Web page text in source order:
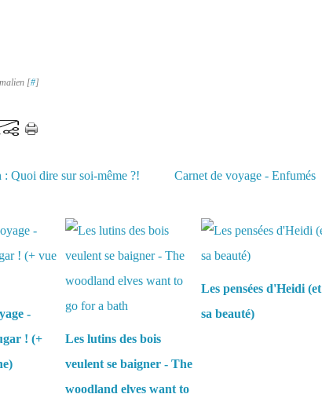
[#]
: Quoi dire sur soi-même ?! Carnet de voyage - Enfumés
-
! (+
Les lutins des bois
veulent se baigner - The
woodland elves want to
Les pensées d'Heidi (et
sa beauté)